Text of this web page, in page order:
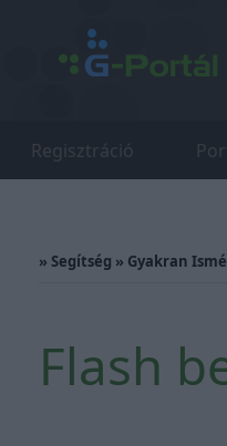
Regisztráció
» Segítség » Gyakran
Flash